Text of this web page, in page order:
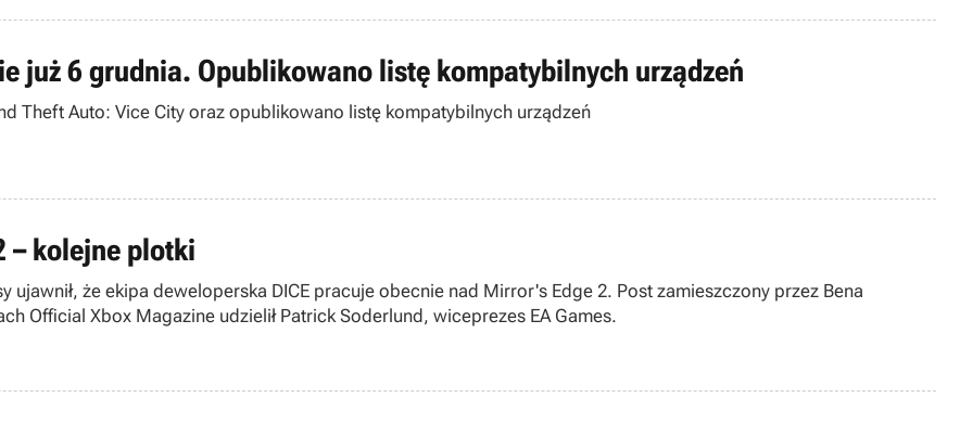
już 6 grudnia. Opublikowano listę kompatybilnych urządzeń
Theft Auto: Vice City oraz opublikowano listę kompatybilnych urządzeń
– kolejne plotki
ujawnił, że ekipa deweloperska DICE pracuje obecnie nad Mirror's Edge 2. Post zamieszczony przez Bena
Official Xbox Magazine udzielił Patrick Soderlund, wiceprezes EA Games.